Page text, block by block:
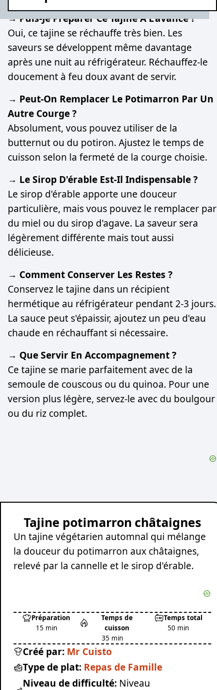
→ Puis-Je Préparer Ce Tajine À L'avance ?
Oui, ce tajine se réchauffe très bien. Les
saveurs se développent même davantage
après une nuit au réfrigérateur. Réchauffez-le
doucement à feu doux avant de servir.
→ Peut-On Remplacer Le Potimarron Par Un
Autre Courge ?
Absolument, vous pouvez utiliser de la
butternut ou du potiron. Ajustez le temps de
cuisson selon la fermeté de la courge choisie.
→ Le Sirop D'érable Est-Il Indispensable ?
Le sirop d'érable apporte une douceur
particulière, mais vous pouvez le remplacer par
du miel ou du sirop d'agave. La saveur sera
légèrement différente mais tout aussi
délicieuse.
→ Comment Conserver Les Restes ?
Conservez le tajine dans un récipient
hermétique au réfrigérateur pendant 2-3 jours.
La sauce peut s'épaissir, ajoutez un peu d'eau
chaude en réchauffant si nécessaire.
→ Que Servir En Accompagnement ?
Ce tajine se marie parfaitement avec de la
semoule de couscous ou du quinoa. Pour une
version plus légère, servez-le avec du boulgour
ou du riz complet.
Tajine potimarron châtaignes
Un tajine végétarien automnal qui mélange
la douceur du potimarron aux châtaignes,
relevé par la cannelle et le sirop d'érable.
Préparation
15 min
Temps de
cuisson
35 min
Temps total
50 min
Créé par: Mr Cuisto
Type de plat: Repas de Famille
Niveau de difficulté: Niveau